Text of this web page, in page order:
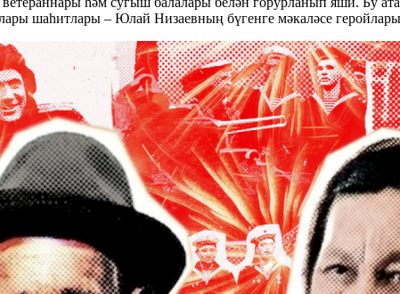
шаһитлары – Юлай Низаевның бүгенге мәкаләсе